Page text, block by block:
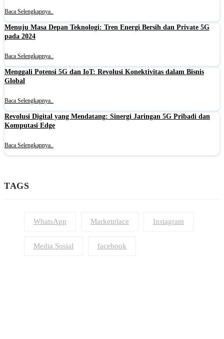
Baca Selengkapnya..
Menuju Masa Depan Teknologi: Tren Energi Bersih dan Private 5G
pada 2024
Baca Selengkapnya..
Menggali Potensi 5G dan IoT: Revolusi Konektivitas dalam Bisnis
Global
Baca Selengkapnya..
Revolusi Digital yang Mendatang: Sinergi Jaringan 5G Pribadi dan
Komputasi Edge
Baca Selengkapnya..
TAGS
WhatsApp Marketplace Instagram
Media Sosial facebook